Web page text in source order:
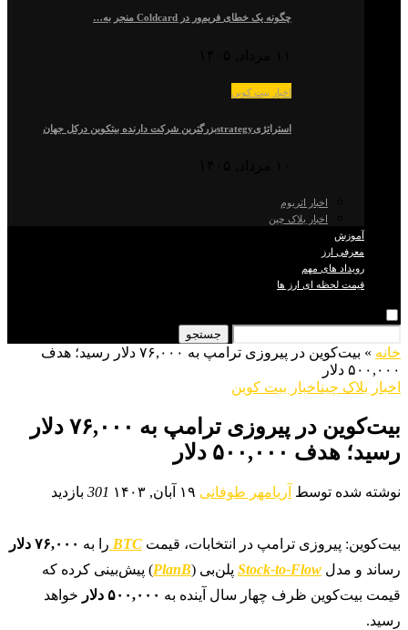
چگونه یک خطای فریم‌ور در Coldcard منجر به…
اخبار بیت کوین
استراتژیstrategyبزرگترین شرکت دارنده بیتکوین درکل جهان
اخبار اتریوم
اخبار بلاک چین
آموزش
معرفی ارز
رویداد های مهم
قیمت لحظه ای ارز ها
جستجو
خانه »
بیت‌کوین در پیروزی ترامپ به ۷۶,۰۰۰ دلار رسید؛ هدف
۵۰۰,۰۰۰ دلار
اخبار بلاک چیناخبار بیت کوین
بیت‌کوین در پیروزی ترامپ به ۷۶,۰۰۰ دلار
رسید؛ هدف ۵۰۰,۰۰۰ دلار
نوشته شده توسط آریامهر طوفانی ۱۹ آبان, ۱۴۰۳ 301 بازدید
بیت‌کوین: پیروزی ترامپ در انتخابات، قیمت BTC را به ۷۶,۰۰۰ دلار
رساند و مدل Stock-to-Flow پلن‌بی (PlanB) پیش‌بینی کرده که
قیمت بیت‌کوین ظرف چهار سال آینده به ۵۰۰,۰۰۰ دلار
خواهد
رسید.